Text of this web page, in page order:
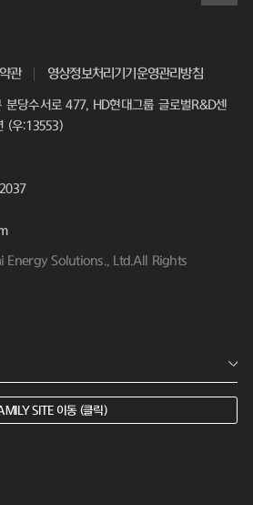
관 영상정보처리기기운영관리방침
분당수서로 477, HD현대그룹 글로벌R&D센
(우:13553)
Solutions., Ltd.All Rights
SITE 이동 (클릭)